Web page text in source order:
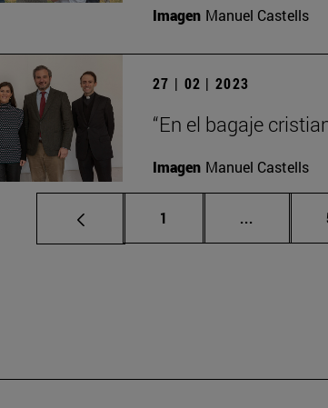
Imagen Manuel Castells
27 | 02 | 2023
“En el bagaje
Imagen Manuel Castells
Página
1 ... Páginas